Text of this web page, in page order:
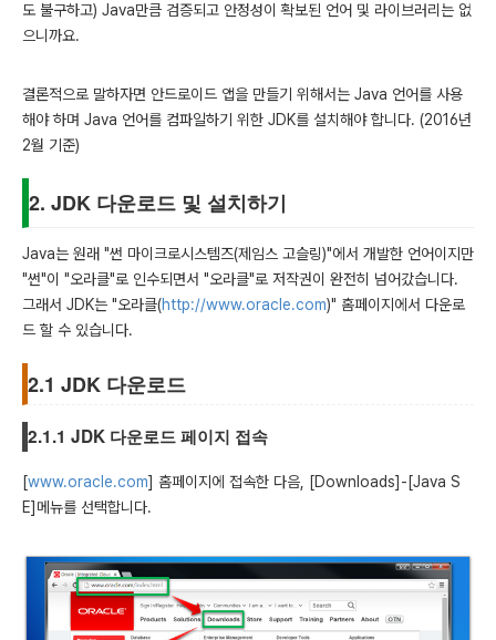
도 불구하고) Java만큼 검증되고 안정성이 확보된 언어 및 라이브러리는 없
으니까요.
결론적으로 말하자면 안드로이드 앱을 만들기 위해서는 Java 언어를 사용
해야 하며 Java 언어를 컴파일하기 위한 JDK를 설치해야 합니다. (2016년
2월 기준)
2. JDK 다운로드 및 설치하기
Java는 원래 "썬 마이크로시스템즈(제임스 고슬링)"에서 개발한 언어이지만
"썬"이 "오라클"로 인수되면서 "오라클"로 저작권이 완전히 넘어갔습니다.
그래서 JDK는 "오라클(http://www.oracle.com)" 홈페이지에서 다운로
드 할 수 있습니다.
2.1 JDK 다운로드
2.1.1 JDK 다운로드 페이지 접속
[www.oracle.com] 홈페이지에 접속한 다음, [Downloads]-[Java S
E]메뉴를 선택합니다.